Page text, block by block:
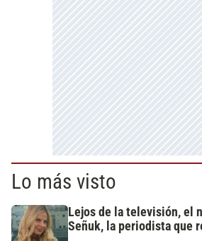
Lo más visto
Lejos de la televisión, el
Señuk, la periodista que